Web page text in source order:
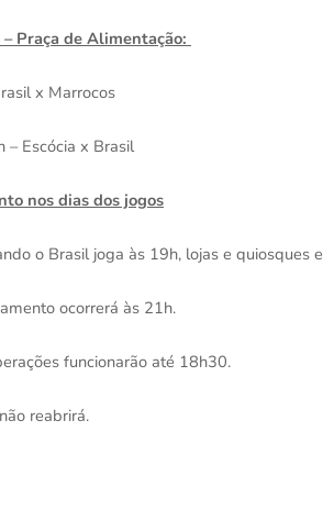
Praça de Alimentação:
x Marrocos
– Escócia x Brasil
nos dias dos jogos
o Brasil joga às 19h, lojas e quiosques
ocorrerá às 21h.
funcionarão até 18h30.
reabrirá.